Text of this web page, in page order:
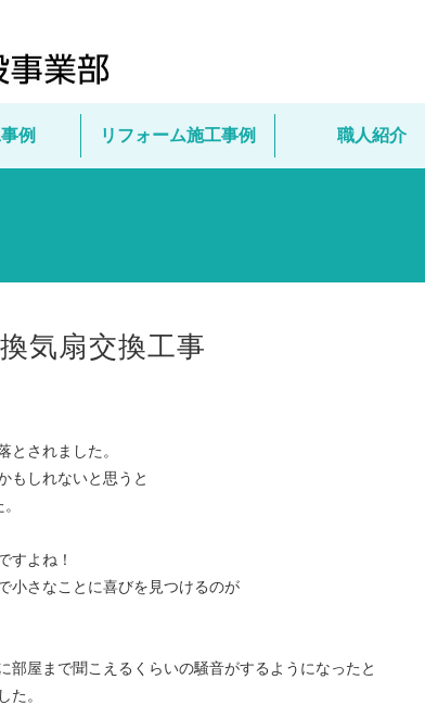
例 リフォーム施工事例 職人紹介
気扇交換工事
とされました。
もしれないと思うと
すよね！
小さなことに喜びを見つけるのが
部屋まで聞こえるくらいの騒音がするようになったと
た。